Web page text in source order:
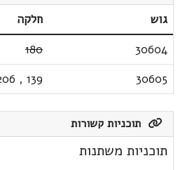
גוש
חלקה
30604
180
30605
139
,
תוכניות קשורות
תוכניות משתנות